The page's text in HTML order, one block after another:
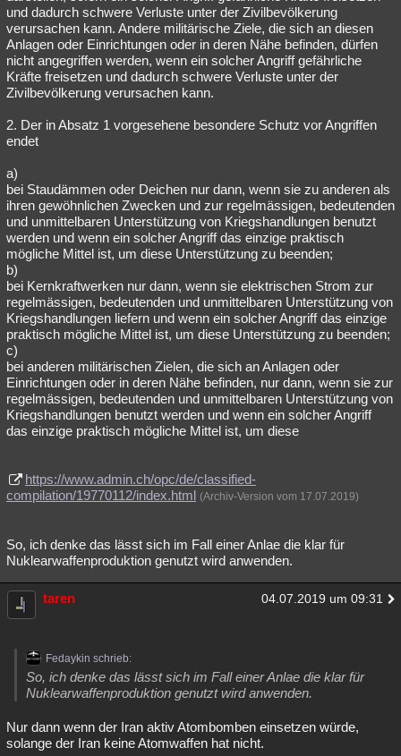
und dadurch schwere Verluste unter der Zivilbevölkerung
verursachen kann. Andere militärische Ziele, die sich an diesen
Anlagen oder Einrichtungen oder in deren Nähe befinden, dürfen
nicht angegriffen werden, wenn ein solcher Angriff gefährliche
Kräfte freisetzen und dadurch schwere Verluste unter der
Zivilbevölkerung verursachen kann.
2. Der in Absatz 1 vorgesehene besondere Schutz vor Angriffen
endet
a)
bei Staudämmen oder Deichen nur dann, wenn sie zu anderen als
ihren gewöhnlichen Zwecken und zur regelmässigen, bedeutenden
und unmittelbaren Unterstützung von Kriegshandlungen benutzt
werden und wenn ein solcher Angriff das einzige praktisch
mögliche Mittel ist, um diese Unterstützung zu beenden;
b)
bei Kernkraftwerken nur dann, wenn sie elektrischen Strom zur
regelmässigen, bedeutenden und unmittelbaren Unterstützung von
Kriegshandlungen liefern und wenn ein solcher Angriff das einzige
praktisch mögliche Mittel ist, um diese Unterstützung zu beenden;
c)
bei anderen militärischen Zielen, die sich an Anlagen oder
Einrichtungen oder in deren Nähe befinden, nur dann, wenn sie zur
regelmässigen, bedeutenden und unmittelbaren Unterstützung von
Kriegshandlungen benutzt werden und wenn ein solcher Angriff
das einzige praktisch mögliche Mittel ist, um diese
https://www.admin.ch/opc/de/classified-
compilation/19770112/index.html (Archiv-Version vom 17.07.2019)
So, ich denke das lässt sich im Fall einer Anlae die klar für
Nuklearwaffenproduktion genutzt wird anwenden.
taren 04.07.2019 um 09:31
Fedaykin schrieb:
So, ich denke das lässt sich im Fall einer Anlae die klar für
Nuklearwaffenproduktion genutzt wird anwenden.
Nur dann wenn der Iran aktiv Atombomben einsetzen würde,
solange der Iran keine Atomwaffen hat nicht.